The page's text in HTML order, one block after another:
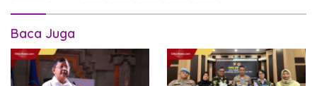
Baca Juga